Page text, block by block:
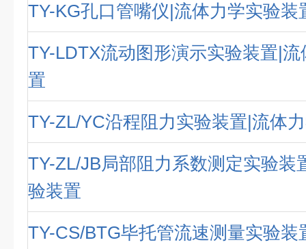
TY-KG孔口管嘴仪|流体力学实验装
TY-LDTX流动图形演示实验装置|
置
TY-ZL/YC沿程阻力实验装置|流体
TY-ZL/JB局部阻力系数测定实验装
验装置
TY-CS/BTG毕托管流速测量实验装